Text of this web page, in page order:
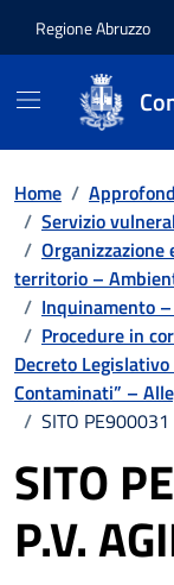
Regione Abruzzo
Home /
/ Servizio
/
territorio –
/ Inquinamento
/ Procedure in
Decreto
Contaminati” –
/ SITO PE900031
SITO
P.V.